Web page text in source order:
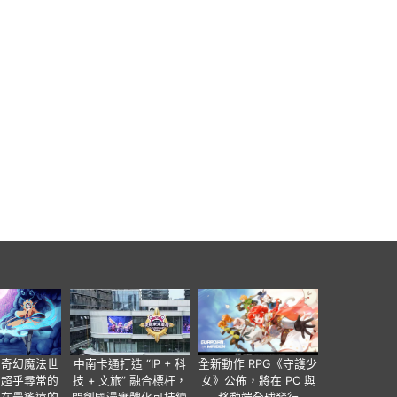
幻魔法世
乎尋常的
中南卡通打造 “IP + 科
技 + 文旅” 融合標杆，
全新動作 RPG《守護少
女》公佈，將在 PC 與